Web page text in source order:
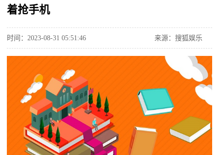
着抢手机
时间：2023-08-31 05:51:46 来源：搜狐娱乐